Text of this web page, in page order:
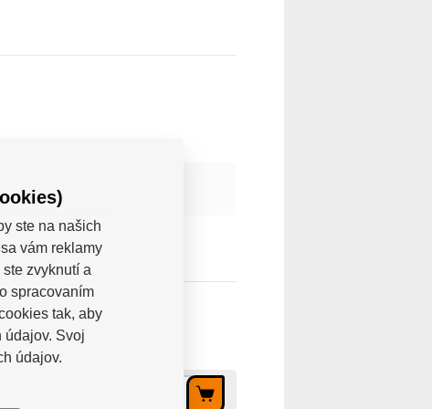
ste na našich
vám reklamy
zvyknutí a
spracovaním
tak, aby
údajov. Svoj
údajov.